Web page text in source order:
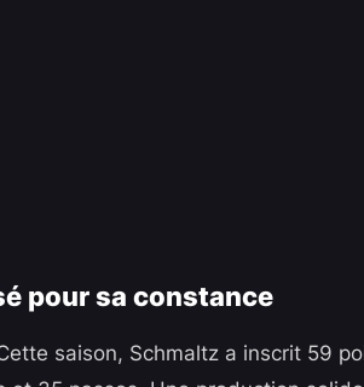
pour sa constance
saison, Schmaltz a inscrit 59